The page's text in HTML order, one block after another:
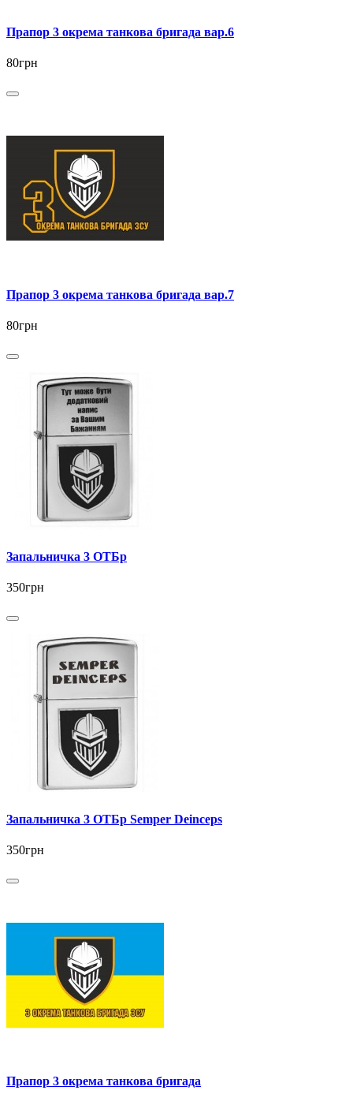
Прапор 3 окрема танкова бригада вар.6
80грн
Прапор 3 окрема танкова бригада вар.7
80грн
Запальничка 3 ОТБр
350грн
Запальничка 3 ОТБр Semper Deinceps
350грн
Прапор 3 окрема танкова бригада